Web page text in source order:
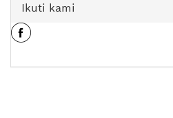
Ikuti kami